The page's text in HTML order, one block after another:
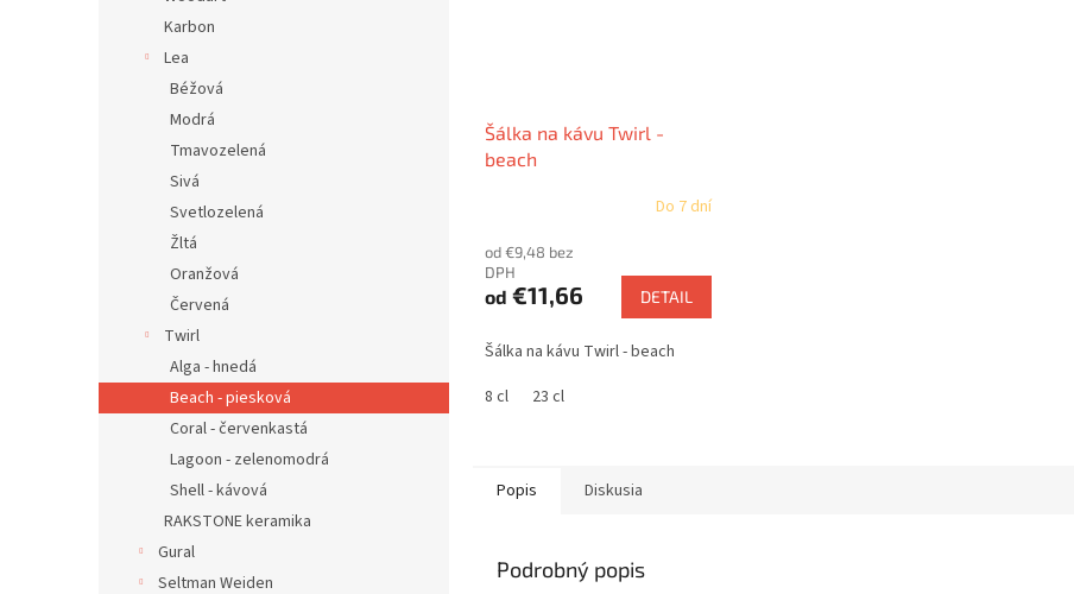
Karbon
Lea
Béžová
Modrá
Tmavozelená
Sivá
Svetlozelená
Žltá
Oranžová
Červená
Twirl
Alga - hnedá
Beach - piesková
Coral - červenkastá
Lagoon - zelenomodrá
Shell - kávová
RAKSTONE keramika
Gural
Seltman Weiden
Šálka na kávu Twirl -
beach
Do 7 dní
od €9,48 bez
DPH
od €11,66 DETAIL
Šálka na kávu Twirl - beach
8 cl
23 cl
Popis Diskusia
Podrobný popis